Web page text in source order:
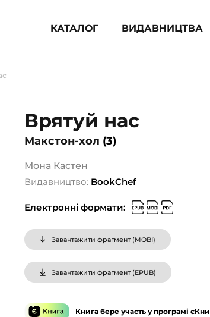
КАТАЛОГ ВИДАВНИЦТВА
(1854)
(240)
література (1015)
та посібники
словники
(1)
Врятуй нас
Макстон-хол (3)
Мона Кастен
Видавництво: BookChef
Електронні формати:
Завантажити фрагмент (MOBI)
Завантажити фрагмент (EPUB)
Книга бере участь у програмі